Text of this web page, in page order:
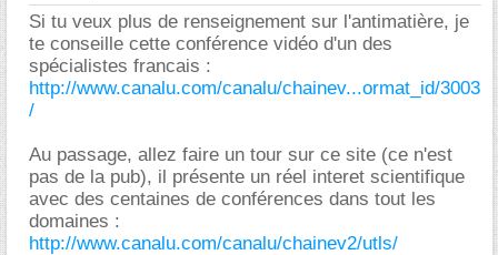
Si tu veux plus de renseignement sur l'antimatière, je
te conseille cette conférence vidéo d'un des
spécialistes francais :
http://www.canalu.com/canalu/chainev...ormat_id/3003
/
Au passage, allez faire un tour sur ce site (ce n'est
pas de la pub), il présente un réel interet scientifique
avec des centaines de conférences dans tout les
domaines :
http://www.canalu.com/canalu/chainev2/utls/